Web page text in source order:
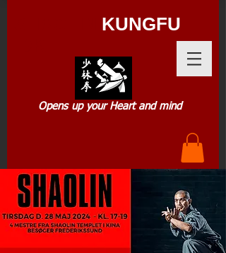
KUNGFU
Opens up your Heart and mind